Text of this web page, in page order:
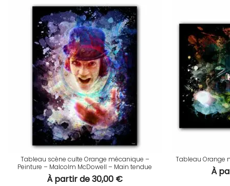
Tableau scène culte Orange mécanique –
Peinture – Malcolm McDowell – Main tendue
À partir de30,00 €
Tableau Orange
À